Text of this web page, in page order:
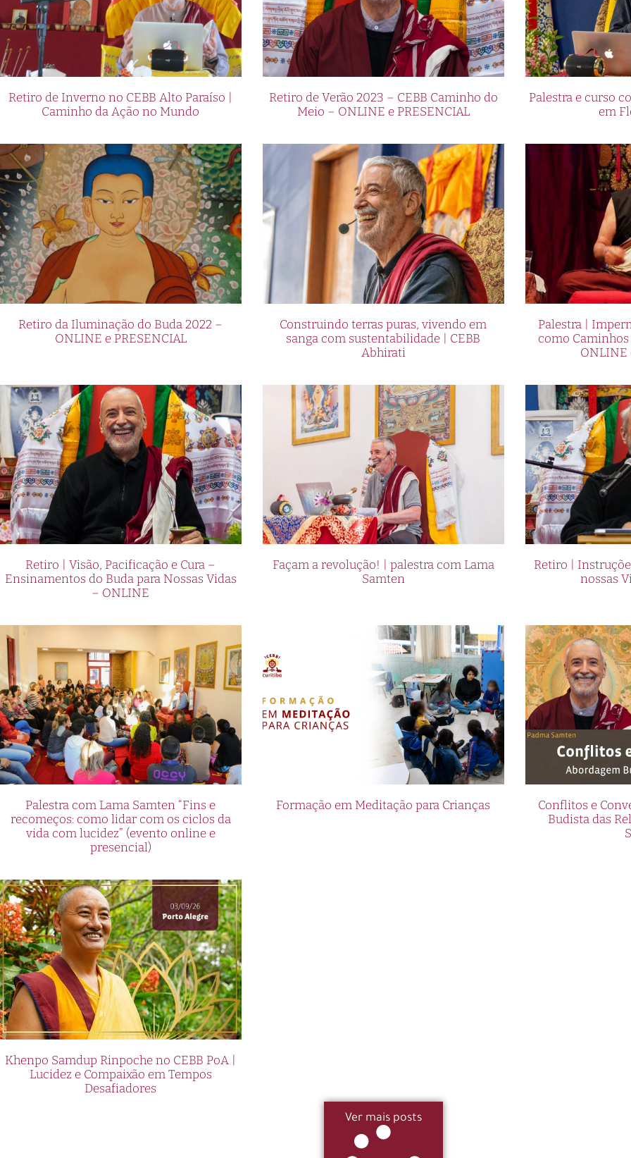
Retiro de Inverno no CEBB Alto Paraíso |
Caminho da Ação no Mundo
Retiro de Verão 2023 – CEBB Caminho do
Meio – ONLINE e PRESENCIAL
Palestra e curso
em
Retiro da Iluminação do Buda 2022 –
ONLINE e PRESENCIAL
Construindo terras puras, vivendo em
sanga com sustentabilidade | CEBB
Abhirati
Palestra |
como Caminhos
ONLINE
Retiro | Visão, Pacificação e Cura –
Ensinamentos do Buda para Nossas Vidas
– ONLINE
Façam a revolução! | palestra com Lama
Samten
Retiro |
nossas
Palestra com Lama Samten “Fins e
recomeços: como lidar com os ciclos da
vida com lucidez” (evento online e
presencial)
Formação em Meditação para Crianças
Conflitos e
Budista das
Khenpo Samdup Rinpoche no CEBB PoA |
Lucidez e Compaixão em Tempos
Desafiadores
Ver mais posts